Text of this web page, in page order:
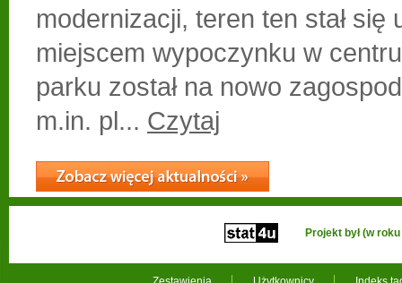
modernizacji, teren ten stał się
miejscem wypoczynku w
parku został na nowo
m.in. pl... Czytaj
Projekt był (w